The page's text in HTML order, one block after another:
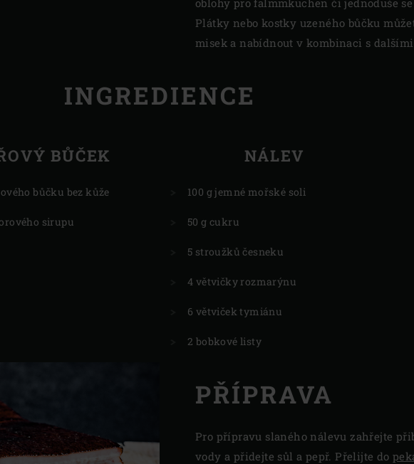
oblohy pro falmmkuchen či jednoduše
Plátky nebo kostky uzeného bůčku
misek a nabídnout v kombinaci s
INGREDIENCE
BŮČEK
bůčku bez kůže
sirupu
NÁLEV
100 g jemné mořské soli
50 g cukru
5 stroužků česneku
4 větvičky rozmarýnu
6 větviček tymiánu
2 bobkové listy
PŘÍPRAVA
Pro přípravu slaného nálevu zahřejte
vody a přidejte sůl a pepř. Přelijte do